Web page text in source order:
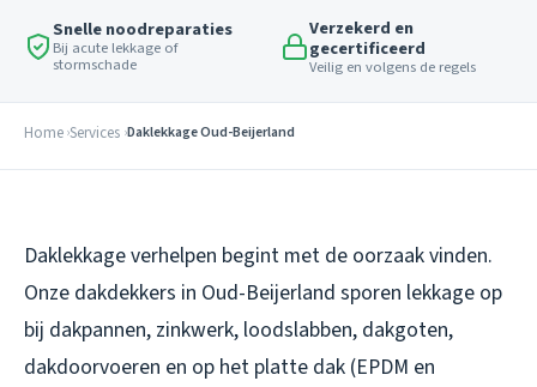
Snelle noodreparaties
Bij acute lekkage of
stormschade
Verzekerd en
gecertificeerd
Veilig en volgens de regels
Home Services Daklekkage Oud-Beijerland
Daklekkage verhelpen begint met de oorzaak vinden.
Onze dakdekkers in Oud-Beijerland sporen lekkage op
bij dakpannen, zinkwerk, loodslabben, dakgoten,
dakdoorvoeren en op het platte dak (EPDM en